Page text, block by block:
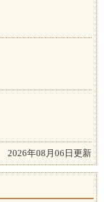
2026年08月06日更新